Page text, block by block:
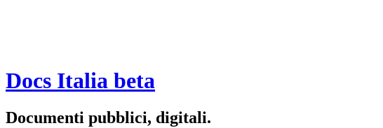
Docs Italia beta
Documenti pubblici, digitali.